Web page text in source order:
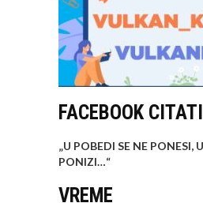
FACEBOOK CITATI
„U POBEDI SE NE PONESI,
PONIZI…“
VREME